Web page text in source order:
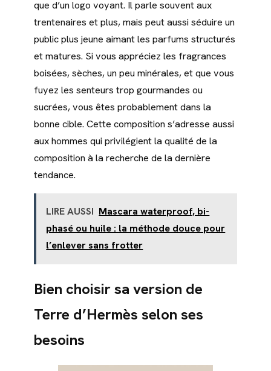
que d’un logo voyant. Il parle souvent aux
trentenaires et plus, mais peut aussi séduire un
public plus jeune aimant les parfums structurés
et matures. Si vous appréciez les fragrances
boisées, sèches, un peu minérales, et que vous
fuyez les senteurs trop gourmandes ou
sucrées, vous êtes probablement dans la
bonne cible. Cette composition s’adresse aussi
aux hommes qui privilégient la qualité de la
composition à la recherche de la dernière
tendance.
LIRE AUSSI Mascara waterproof, bi-
phasé ou huile : la méthode douce pour
l’enlever sans frotter
Bien choisir sa version de
Terre d’Hermès selon ses
besoins